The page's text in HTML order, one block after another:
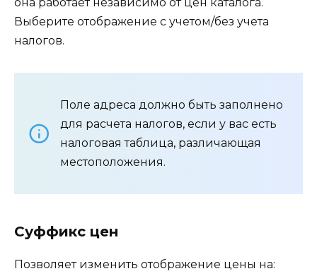
Выберите отображение с учетом/без учета
налогов.
Поле адреса должно быть заполнено
для расчета налогов, если у вас есть
налоговая таблица, различающая
местоположения.
Суффикс цен
Позволяет изменить отображение цены на: